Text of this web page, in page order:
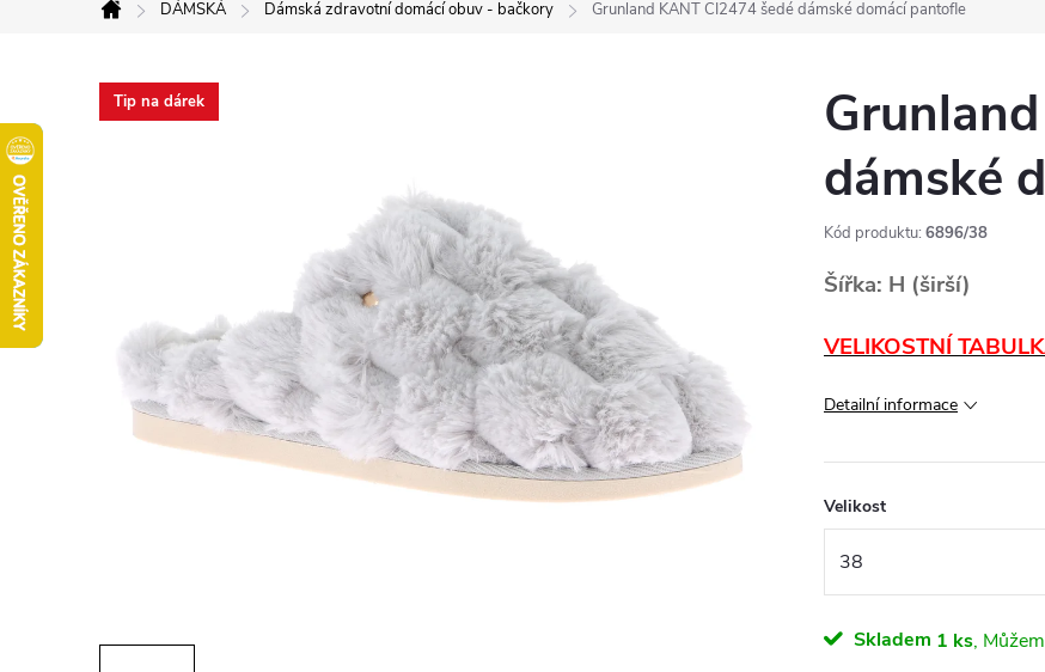
Domů
DÁMSKÁ Dámská zdravotní domácí obuv - bačkory Grunland KANT CI2474 šedé dámské domácí pantofle
Tip na dárek
dámské
Kód produktu: 6896/38
Šířka: H (širší)
VELIKOSTNÍ
Detailní informace
Velikost
Skladem 1 ks